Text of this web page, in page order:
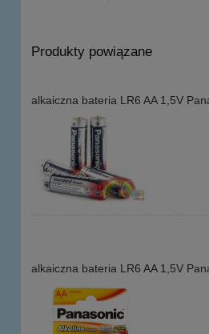
Produkty powiązane
alkaiczna bateria LR6 AA 1,5V
alkaiczna bateria LR6 AA 1,5V